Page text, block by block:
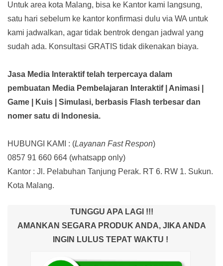
Untuk area kota Malang, bisa ke Kantor kami langsung,
satu hari sebelum ke kantor konfirmasi dulu via WA untuk
kami jadwalkan, agar tidak bentrok dengan jadwal yang
sudah ada. Konsultasi GRATIS tidak dikenakan biaya.
Jasa Media Interaktif telah terpercaya dalam
pembuatan Media Pembelajaran Interaktif| Animasi |
Game | Kuis | Simulasi, berbasis Flash terbesar dan
nomer satu di Indonesia.
HUBUNGI KAMI : (Layanan Fast Respon)
0857 91 660 664 (whatsapp only)
Kantor : Jl. Pelabuhan Tanjung Perak. RT 6. RW 1. Sukun.
Kota Malang.
TUNGGU APA LAGI !!!
AMANKAN SEGARA PRODUK ANDA, JIKA ANDA
INGIN LULUS TEPAT WAKTU !